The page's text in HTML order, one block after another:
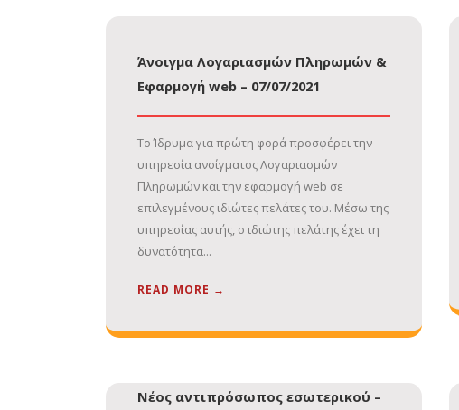
Άνοιγμα Λογαριασμών Πληρωμών &
Εφαρμογή web – 07/07/2021
Το Ίδρυμα για πρώτη φορά προσφέρει την
υπηρεσία ανοίγματος Λογαριασμών
Πληρωμών και την εφαρμογή web σε
επιλεγμένους ιδιώτες πελάτες του. Μέσω της
υπηρεσίας αυτής, ο ιδιώτης πελάτης έχει τη
δυνατότητα...
READ MORE →
Νέος αντιπρόσωπος εσωτερικού –